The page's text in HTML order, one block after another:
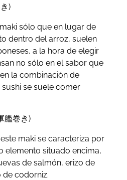
)
sólo que en lugar de
dentro del arroz, suelen
a la hora de elegir
no sólo en el sabor que
la combinación de
se suele comer
艦巻き)
maki se caracteriza por
elemento situado encima,
de salmón, erizo de
codorniz.